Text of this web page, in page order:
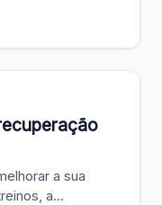
a sua
a...